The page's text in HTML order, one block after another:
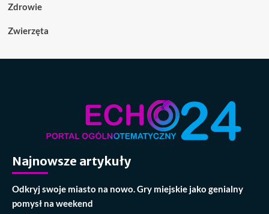
Zdrowie
Zwierzęta
Najnowsze artykuły
Odkryj swoje miasto na nowo. Gry miejskie jako genialny
pomysł na weekend